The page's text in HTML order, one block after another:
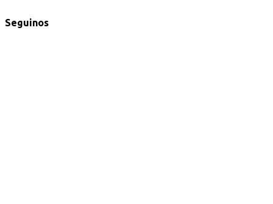
Seguinos